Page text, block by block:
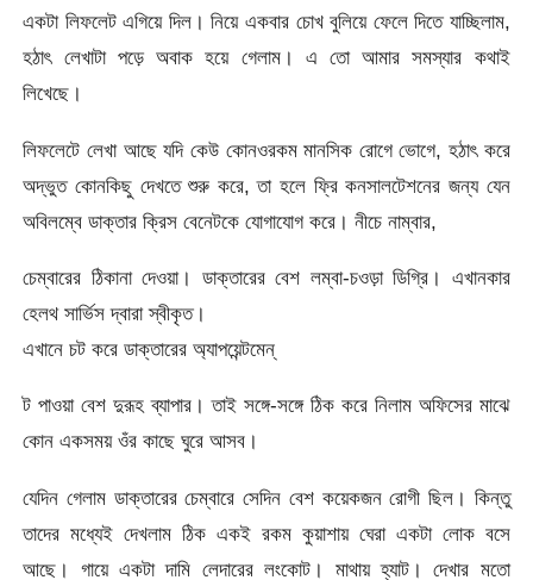
একটা লিফলেট এগিয়ে দিল। নিয়ে একবার চোখ বুলিয়ে ফেলে দিতে যাচ্ছিলাম,
হঠাৎ লেখাটা পড়ে অবাক হয়ে গেলাম। এ তো আমার সমস্যার কথাই
লিখেছে।
লিফলেটে লেখা আছে যদি কেউ কোনওরকম মানসিক রোগে ভোগে, হঠাৎ করে
অদ্ভুত কোনকিছু দেখতে শুরু করে, তা হলে ফ্রি কনসালটেশনের জন্য যেন
অবিলম্বে ডাক্তার ক্রিস বেনেটকে যোগাযোগ করে। নীচে নাম্বার,
চেম্বারের ঠিকানা দেওয়া। ডাক্তারের বেশ লম্বা-চওড়া ডিগ্রি। এখানকার
হেলথ সার্ভিস দ্বারা স্বীকৃত।
এখানে চট করে ডাক্তারের অ্যাপয়েন্টমেন্
ট পাওয়া বেশ দুরূহ ব্যাপার। তাই সঙ্গে-সঙ্গে ঠিক করে নিলাম অফিসের মাঝে
কোন একসময় ওঁর কাছে ঘুরে আসব।
যেদিন গেলাম ডাক্তারের চেম্বারে সেদিন বেশ কয়েকজন রোগী ছিল। কিন্তু
তাদের মধ্যেই দেখলাম ঠিক একই রকম কুয়াশায় ঘেরা একটা লোক বসে
আছে। গায়ে একটা দামি লেদারের লংকোট। মাথায় হ্যাট। দেখার মতো